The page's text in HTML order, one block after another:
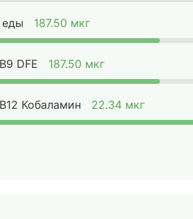
еды 187.50 мкг
DFE 187.50 мкг
Кобаламин 22.34 мкг